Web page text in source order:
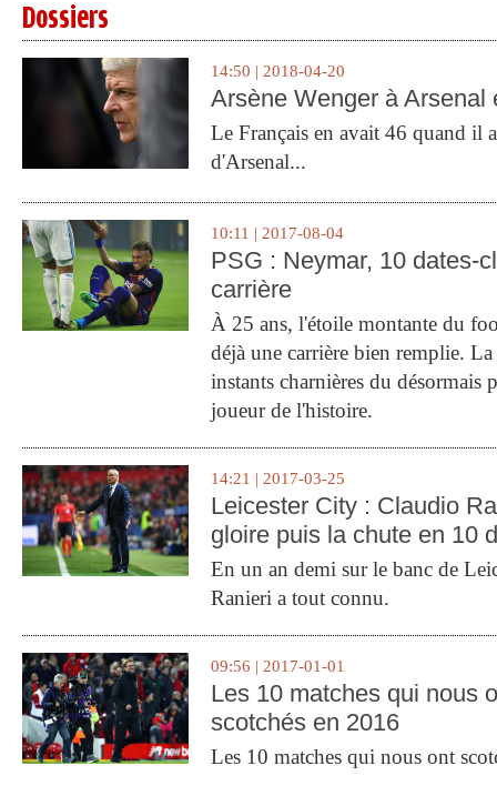
Dossiers
14:50 | 2018-04-20
Arsène Wenger à Arsenal
Le Français en avait 46 quand il
d'Arsenal...
10:11 | 2017-08-04
PSG : Neymar, 10 dates-
carrière
À 25 ans, l'étoile montante du
déjà une carrière bien remplie.
instants charnières du désormais
joueur de l'histoire.
14:21 | 2017-03-25
Leicester City : Claudio
gloire puis la chute en 10
En un an demi sur le banc de
Ranieri a tout connu.
09:56 | 2017-01-01
Les 10 matches qui nous
scotchés en 2016
Les 10 matches qui nous ont